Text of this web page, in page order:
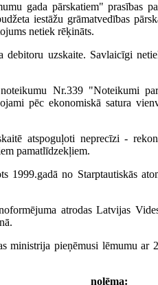
gada pārskatiem" prasības
iestāžu grāmatvedības
netiek rēķināts.
debitoru uzskaite. Savlaicīgi
Nr.339 "Noteikumi
pēc ekonomiskā satura
atspoguļoti neprecīzi -
pamatlīdzekļiem.
1999.gadā no Starptautiskās
atrodas Latvijas
ministrija pieņēmusi lēmumu
nolēma: